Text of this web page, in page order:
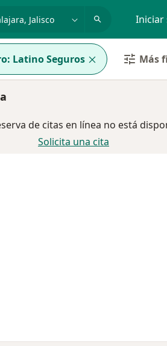
Iniciar
Latino Seguros Más
de citas en línea no está
Solicita una cita